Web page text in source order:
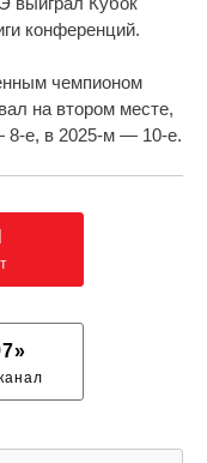
конференций.
чемпионом
на втором месте,
8-е, в 2025‑м — 10-е.